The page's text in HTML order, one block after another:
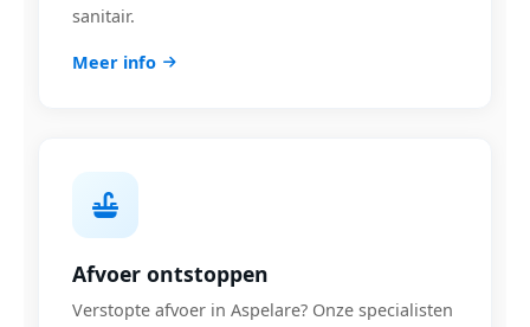
sanitair.
Meer info
Afvoer ontstoppen
Verstopte afvoer in Aspelare? Onze specialisten